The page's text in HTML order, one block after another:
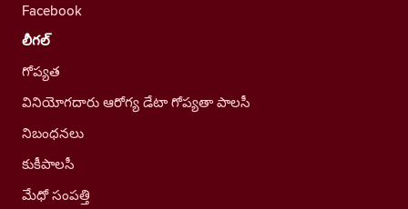
Facebook
లీగల్
గోప్యత
వినియోగదారు ఆరోగ్య డేటా గోప్యతా పాలసీ
నిబంధనలు
కుకీపాలసీ
మేధో సంపత్తి